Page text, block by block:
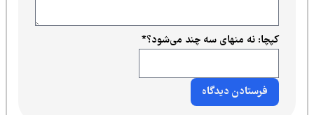
کپچا: نه منهای سه چند می‌شود؟*